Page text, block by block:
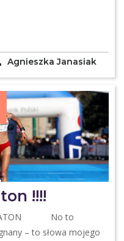
Agnieszka Janasiak
!!!!
No to
– to słowa mojego